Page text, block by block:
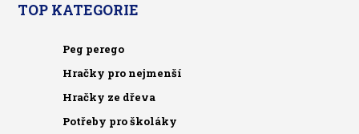
TOP KATEGORIE
Peg perego
Hračky pro nejmenší
Hračky ze dřeva
Potřeby pro školáky